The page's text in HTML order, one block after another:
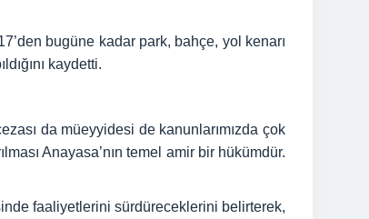
bugüne kadar park, bahçe, yol kenarı
kaydetti.
da müeyyidesi de kanunlarımızda çok
Anayasa’nın temel amir bir hükümdür.
faaliyetlerini sürdüreceklerini belirterek,